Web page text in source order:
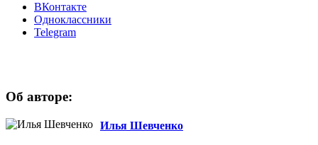
ВКонтакте
Одноклассники
Telegram
Об авторе:
Илья Шевченко